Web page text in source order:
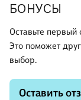
БОНУСЫ
Оставьте первый
Это поможет
выбор.
Оставить